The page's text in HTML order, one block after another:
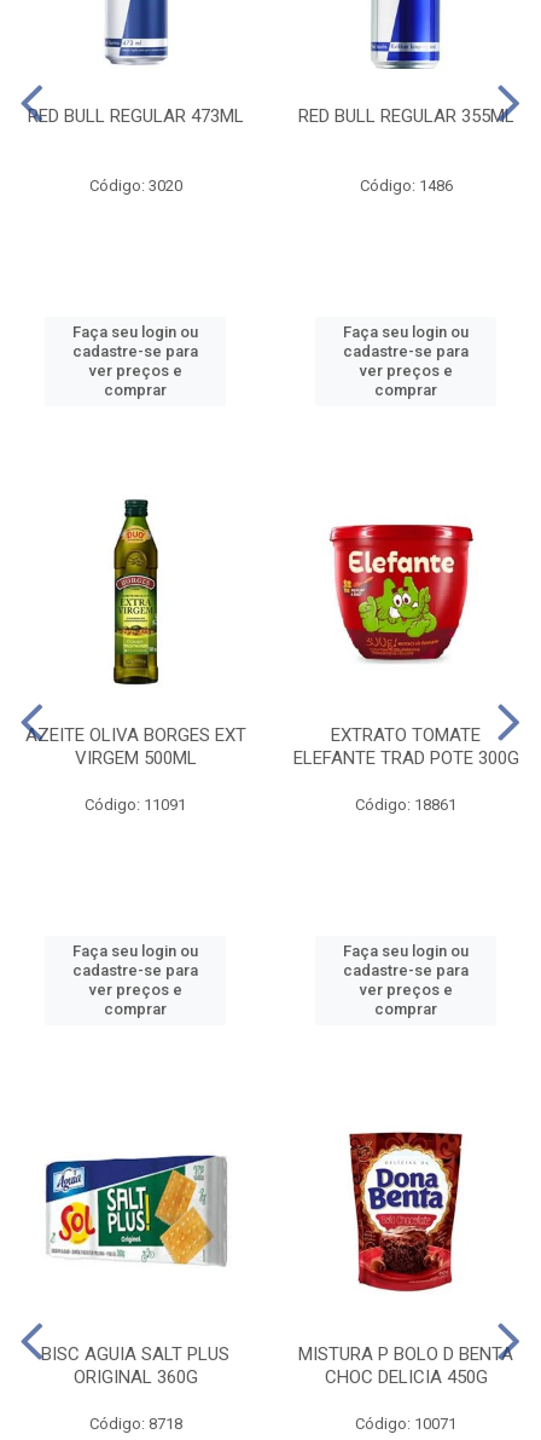
RED BULL REGULAR 473ML
Código: 3020
Faça seu login ou
cadastre-se para
ver preços e
comprar
RED BULL REGULAR 355ML
Código: 1486
Faça seu login ou
cadastre-se para
ver preços e
comprar
AZEITE OLIVA BORGES EXT
VIRGEM 500ML
Código: 11091
Faça seu login ou
cadastre-se para
ver preços e
comprar
EXTRATO TOMATE
ELEFANTE TRAD POTE 300G
Código: 18861
Faça seu login ou
cadastre-se para
ver preços e
comprar
BISC AGUIA SALT PLUS
ORIGINAL 360G
Código: 8718
MISTURA P BOLO D BENTA
CHOC DELICIA 450G
Código: 10071